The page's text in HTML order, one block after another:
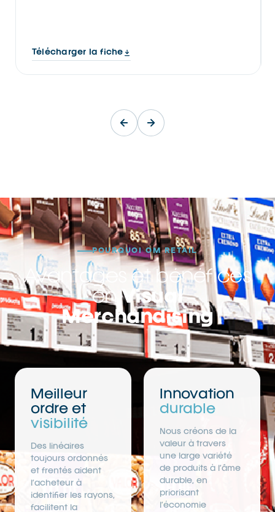
Télécharger la fiche
POURQUOI OM RETAIL
Avantages et bénéfices
en Visual
Merchandising
Meilleur
ordre et
visibilité
Des linéaires
toujours ordonnés
et frentés aident
l’acheteur à
identifier les rayons,
facilitent la
Innovation
durable
Nous créons de la
valeur à travers
une large variété
de produits à l’âme
durable, en
priorisant
l’économie